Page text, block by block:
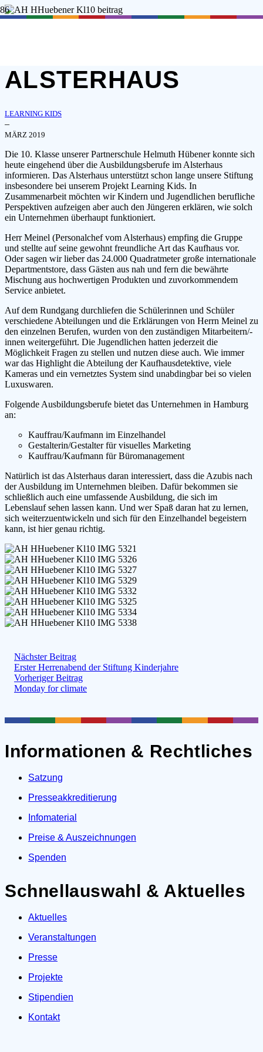
ALSTERHAUS
LEARNING KIDS
–
MÄRZ 2019
Die 10. Klasse unserer Partnerschule Helmuth Hübener konnte sich
heute eingehend über die Ausbildungsberufe im Alsterhaus
informieren. Das Alsterhaus unterstützt schon lange unsere Stiftung
insbesondere bei unserem Projekt Learning Kids. In
Zusammenarbeit möchten wir Kindern und Jugendlichen berufliche
Perspektiven aufzeigen aber auch den Jüngeren erklären, wie solch
ein Unternehmen überhaupt funktioniert.
Herr Meinel (Personalchef vom Alsterhaus) empfing die Gruppe
und stellte auf seine gewohnt freundliche Art das Kaufhaus vor.
Oder sagen wir lieber das 24.000 Quadratmeter große internationale
Departmentstore, dass Gästen aus nah und fern die bewährte
Mischung aus hochwertigen Produkten und zuvorkommendem
Service anbietet.
Auf dem Rundgang durchliefen die Schülerinnen und Schüler
verschiedene Abteilungen und die Erklärungen von Herrn Meinel zu
den einzelnen Berufen, wurden von den zuständigen Mitarbeitern/-
innen weitergeführt. Die Jugendlichen hatten jederzeit die
Möglichkeit Fragen zu stellen und nutzen diese auch. Wie immer
war das Highlight die Abteilung der Kaufhausdetektive, viele
Kameras und ein vernetztes System sind unabdingbar bei so vielen
Luxuswaren.
Folgende Ausbildungsberufe bietet das Unternehmen in Hamburg
an:
Kauffrau/Kaufmann im Einzelhandel
Gestalterin/Gestalter für visuelles Marketing
Kauffrau/Kaufmann für Büromanagement
Natürlich ist das Alsterhaus daran interessiert, dass die Azubis nach
der Ausbildung im Unternehmen bleiben. Dafür bekommen sie
schließlich auch eine umfassende Ausbildung, die sich im
Lebenslauf sehen lassen kann. Und wer Spaß daran hat zu lernen,
sich weiterzuentwickeln und sich für den Einzelhandel begeistern
kann, ist hier genau richtig.
Nächster Beitrag
Erster Herrenabend der Stiftung Kinderjahre
Vorheriger Beitrag
Monday for climate
Informationen & Rechtliches
Satzung
Presseakkreditierung
Infomaterial
Preise & Auszeichnungen
Spenden
Schnellauswahl & Aktuelles
Aktuelles
Veranstaltungen
Presse
Projekte
Stipendien
Kontakt